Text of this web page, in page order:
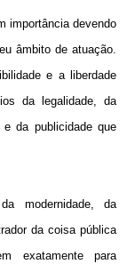
importância devendo
âmbito de atuação.
e a liberdade
da legalidade, da
e da publicidade que
modernidade, da
da coisa pública
exatamente para